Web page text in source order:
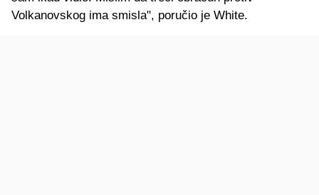
Volkanovskog ima smisla", poručio je White.